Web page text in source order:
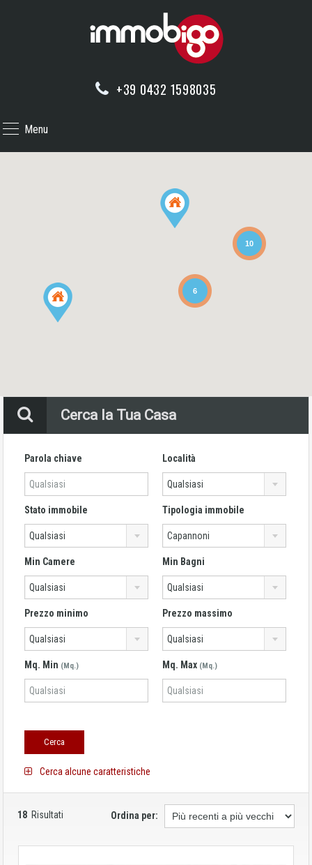
+39 0432 1598035
Menu
10
6
Cerca la Tua Casa
Parola chiave Località
Qualsiasi
Stato immobile
Qualsiasi
Tipologia immobile
Capannoni
Min Camere
Qualsiasi
Min Bagni
Qualsiasi
Prezzo minimo
Qualsiasi
Prezzo massimo
Qualsiasi
Mq. Min (Mq.) Mq. Max (Mq.)
Cerca alcune caratteristiche
18 Risultati Ordina per: